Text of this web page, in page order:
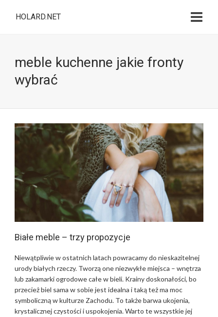
HOLARD.NET
meble kuchenne jakie fronty
wybrać
Białe meble – trzy propozycje
Niewątpliwie w ostatnich latach powracamy do nieskazitelnej
urody białych rzeczy. Tworzą one niezwykłe miejsca – wnętrza
lub zakamarki ogrodowe całe w bieli. Krainy doskonałości, bo
przecież biel sama w sobie jest idealna i taką też ma moc
symboliczną w kulturze Zachodu. To także barwa ukojenia,
krystalicznej czystości i uspokojenia. Warto te wszystkie jej